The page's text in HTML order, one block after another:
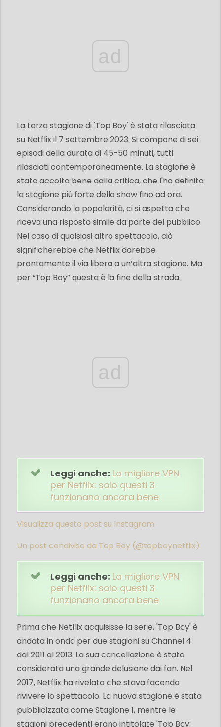
ad
La terza stagione di 'Top Boy' è stata rilasciata
su Netflix il 7 settembre 2023. Si compone di sei
episodi della durata di 45-50 minuti, tutti
rilasciati contemporaneamente. La stagione è
stata accolta bene dalla critica, che l'ha definita
la stagione più forte dello show fino ad ora.
Considerando la popolarità, ci si aspetta che
riceva una risposta simile da parte del pubblico.
Nel caso di qualsiasi altro spettacolo, ciò
significherebbe che Netflix darebbe
prontamente il via libera a un’altra stagione. Ma
per “Top Boy” questa è la fine della strada.
ad
Leggi anche: La migliore VPN
per Netflix: solo questi 3
funzionano ancora bene
Visualizza questo post su Instagram
Un post condiviso da Top Boy (@topboynetflix)
Leggi anche: La migliore VPN
per Netflix: solo questi 3
funzionano ancora bene
Prima che Netflix acquisisse la serie, 'Top Boy' è
andata in onda per due stagioni su Channel 4
dal 2011 al 2013. La sua cancellazione è stata
considerata una grande delusione dai fan. Nel
2017, Netflix ha rivelato che stava facendo
rivivere lo spettacolo. La nuova stagione è stata
pubblicizzata come Stagione 1, mentre le
stagioni precedenti erano intitolate 'Top Boy: